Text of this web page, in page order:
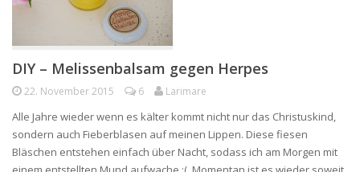
DIY – Melissenbalsam gegen Herpes
22. November 2015 6 Larimare
Alle Jahre wieder wenn es kälter kommt nicht nur das Christuskind,
sondern auch Fieberblasen auf meinen Lippen. Diese fiesen
Bläschen entstehen einfach über Nacht, sodass ich am Morgen mit